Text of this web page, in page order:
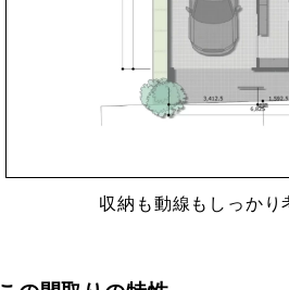
収納も動線もしっかり